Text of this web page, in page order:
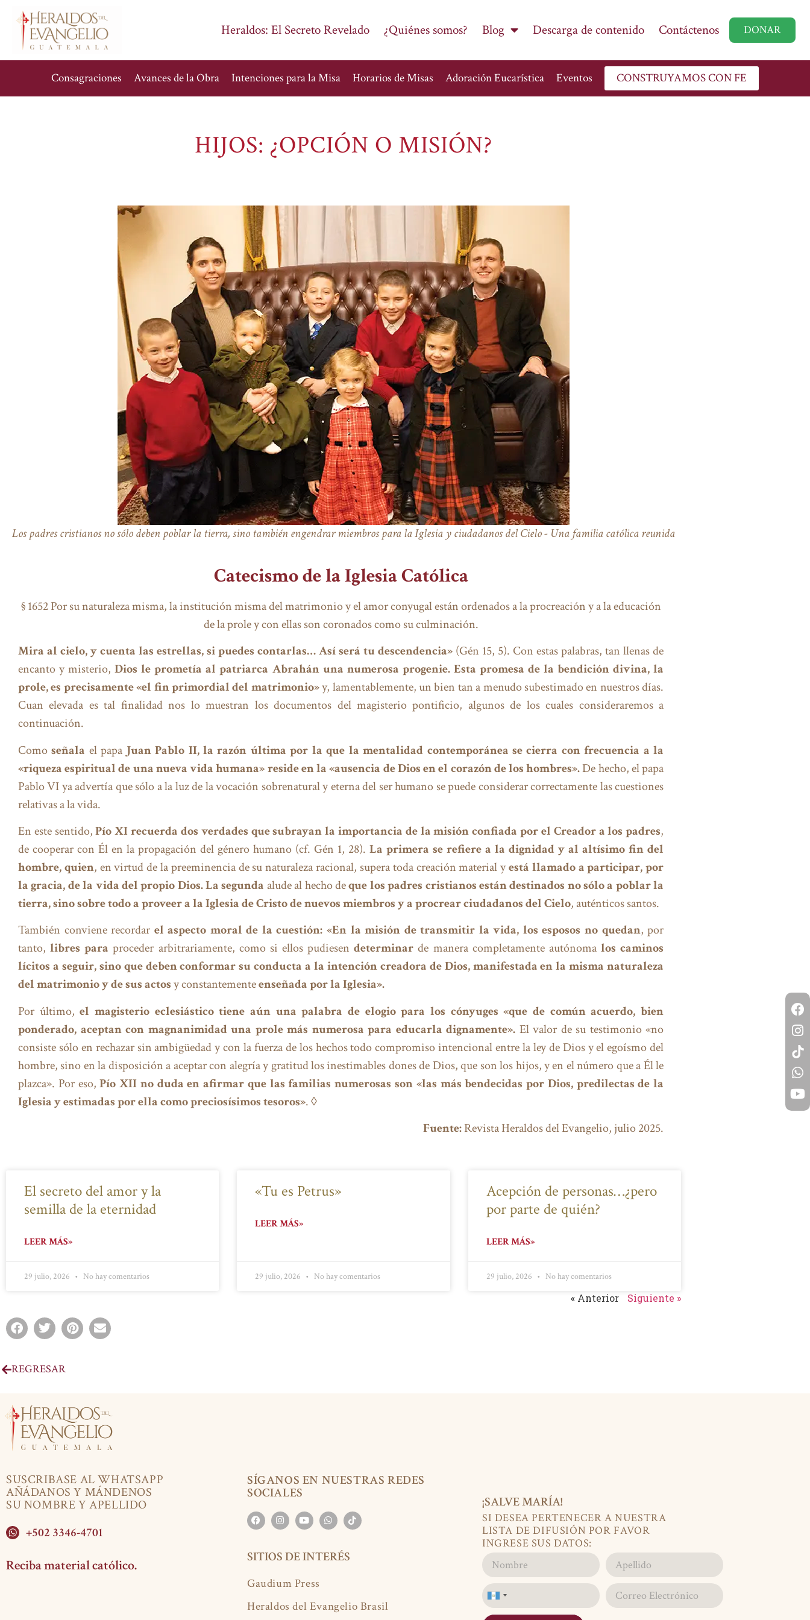
Heraldos: El Secreto Revelado ¿Quiénes somos? Blog Descarga de contenido Contáctenos DONAR
Consagraciones Avances de la Obra Intenciones para la Misa Horarios de Misas Adoración Eucarística Eventos CONSTRUYAMOS CON FE
HIJOS: ¿OPCIÓN O MISIÓN?
Los padres cristianos no sólo deben poblar la tierra, sino también engendrar miembros para la Iglesia y ciudadanos del Cielo - Una familia católica reunida
Catecismo de la Iglesia Católica
§ 1652 Por su naturaleza misma, la institución misma del matrimonio y el amor conyugal están ordenados a la procreación y a la educación
de la prole y con ellas son coronados como su culminación.
Mira al cielo, y cuenta las estrellas, si puedes contarlas…Así será tu descendencia» (Gén 15, 5). Con estas palabras, tan llenas de
encanto y misterio,Dios le prometía al patriarca Abrahán una numerosa progenie. Esta promesa de la bendición divina, la
prole, es precisamente «el fin primordial del matrimonio»y, lamentablemente, un bien tan a menudo subestimado en nuestros días.
Cuan elevada es tal finalidad nos lo muestran los documentos del magisterio pontificio, algunos de los cuales consideraremos a
continuación.
Comoseñala el papa Juan Pablo II, la razón última por la que la mentalidad contemporánea se cierra con frecuencia a la
«riqueza espiritual de una nueva vida humana» reside en la «ausencia de Dios en el corazón de los hombres».De hecho, el papa
Pablo VI ya advertía que sólo a la luz de la vocación sobrenatural y eterna del ser humano se puede considerar correctamente las cuestiones
relativas a la vida.
En este sentido,Pío XIrecuerda dos verdades que subrayan la importancia de la misión confiada por el Creador a los padres,
de cooperar con Él en la propagación del género humano (cf. Gén 1, 28).La primera se refiere a la dignidad y al altísimo fin del
hombre, quien, en virtud de la preeminencia de su naturaleza racional, supera toda creación material yestá llamado a participar, por
la gracia, de la vida del propio Dios. La segunda alude al hecho deque los padres cristianos están destinados no sólo a poblar la
tierra, sino sobre todo a proveer a la Iglesia de Cristo de nuevos miembros y a procrear ciudadanos del Cielo, auténticos santos.
También conviene recordar el aspecto moral de la cuestión: «En la misión de transmitir la vida, los esposos no quedan, por
tanto,libres para proceder arbitrariamente, como si ellos pudiesendeterminar de manera completamente autónomalos caminos
lícitos a seguir, sino que deben conformar su conducta a la intención creadora de Dios, manifestada en la misma naturaleza
del matrimonio y de sus actosy constantementeenseñada por la Iglesia».
Por último,el magisterio eclesiástico tiene aún una palabra de elogio para los cónyuges «que de común acuerdo, bien
ponderado, aceptan con magnanimidad una prole más numerosa para educarla dignamente». El valor de su testimonio «no
consiste sólo en rechazar sin ambigüedad y con la fuerza de los hechos todo compromiso intencional entre la ley de Dios y el egoísmo del
hombre, sino en la disposición a aceptar con alegría y gratitud los inestimables dones de Dios, que son los hijos, y en el número que a Él le
plazca». Por eso,Pío XII no duda en afirmar que las familias numerosas son «las más bendecidas por Dios, predilectas de la
Iglesia y estimadas por ella como preciosísimos tesoros». ◊
Fuente:Revista Heraldos del Evangelio, julio 2025.
El secreto del amor y la
semilla de la eternidad
LEER MÁS»
29 julio, 2026 No hay comentarios
«Tu es Petrus»
LEER MÁS»
29 julio, 2026 No hay comentarios
Acepción de personas…¿pero
por parte de quién?
LEER MÁS»
29 julio, 2026 No hay comentarios
« Anterior Siguiente »
REGRESAR
SUSCRIBASE AL WHATSAPP
AÑÁDANOS Y MÁNDENOS
SU NOMBRE Y APELLIDO
+502 3346-4701
Reciba material católico.
SÍGANOS EN NUESTRAS REDES
SOCIALES
SITIOS DE INTERÉS
Gaudium Press
Heraldos del Evangelio Brasil
¡SALVE MARÍA!
SI DESEA PERTENECER A NUESTRA
LISTA DE DIFUSIÓN POR FAVOR
INGRESE SUS DATOS:
Guatemala
+502